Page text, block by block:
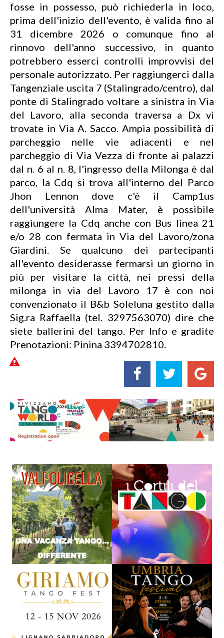
fosse in possesso, può richiederla in loco,
prima dell'inizio dell'evento, è valida fino al
31 dicembre 2026 o comunque fino al
rinnovo dell'anno successivo, in quanto
potrebbero esserci controlli improvvisi del
personale autorizzato. Per raggiungerci dalla
Tangenziale uscita 7 (Stalingrado/centro), dal
ponte di Stalingrado voltare a sinistra in Via
del Lavoro, alla seconda traversa a Dx vi
trovate in Via A. Sacco. Ampia possibilità di
parcheggio nelle vie adiacenti e nel
parcheggio di Via Vezza di fronte ai palazzi
dal n. 6 al n. 8, l'ingresso della Milonga è dal
parco, la Cdq si trova all'interno del Parco
Jhon Lennon dove c'è il Camp1us
dell'università Alma Mater, è possibile
raggiungere la Cdq anche con Bus linea 21
e/o 28 con fermata in Via del Lavoro/zona
Giardini. Se qualcuno dei partecipanti
all'evento desiderasse fermarsi un giorno in
più per visitare la città, nei pressi della
milonga in via del Lavoro 17 è con noi
convenzionato il B&b Soleluna gestito dalla
Sig.ra Raffaella (tel. 3297563070) dire che
siete ballerini del tango. Per Info e gradite
Prenotazioni: Pinina 3394702810.